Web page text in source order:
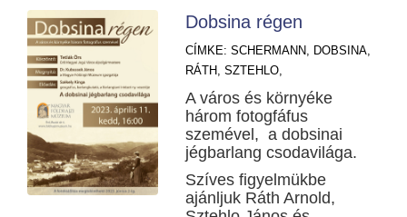
Dobsina régen
CÍMKE:SCHERMANN, DOBSINA,
RÁTH,SZTEHLO,
A város és környéke
három fotogfáfus
szemével, a dobsinai
jégbarlang csodavilága.
Szíves figyelmükbe
ajánljuk Ráth Arnold,